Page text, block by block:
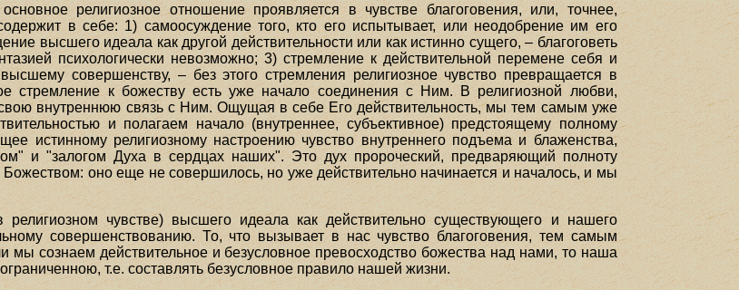
религиозное отношение проявляется в чувстве благоговения, или, точнее,
в себе: 1) самоосуждение того, кто его испытывает, или неодобрение им его
высшего идеала как другой действительности или как истинно сущего, – благоговеть
психологически невозможно; 3) стремление к действительной перемене себя и
совершенству, – без этого стремления религиозное чувство превращается в
стремление к божеству есть уже начало соединения с Ним. В религиозной любви,
внутреннюю связь с Ним. Ощущая в себе Его действительность, мы тем самым уже
и полагаем начало (внутреннее, субъективное) предстоящему полному
истинному религиозному настроению чувство внутреннего подъема и блаженства,
и "залогом Духа в сердцах наших". Это дух пророческий, предваряющий полноту
оно еще не совершилось, но уже действительно начинается и началось, и мы
чувстве) высшего идеала как действительно существующего и нашего
совершенствованию. То, что вызывает в нас чувство благоговения, тем самым
мы сознаем действительное и безусловное превосходство божества над нами, то наша
т.е. составлять безусловное правило нашей жизни.